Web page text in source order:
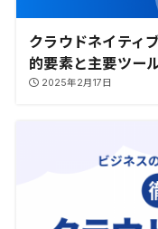
クラウドネイティ
的要素と主要ツー
2025年2月17日